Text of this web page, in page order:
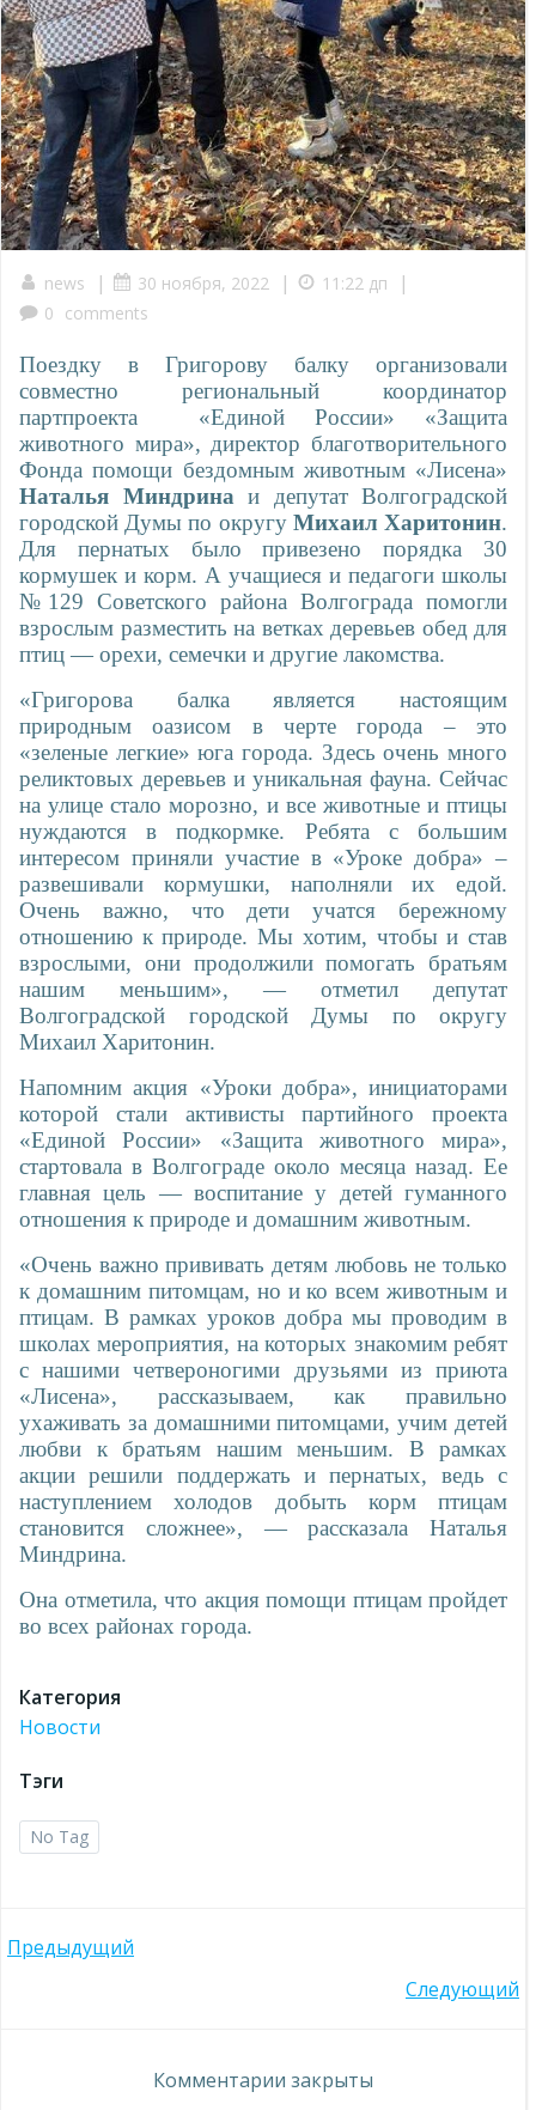
news | 30 ноября, 2022 | 11:22 дп |
0 comments
Поездку в Григорову балку организовали
совместно региональный координатор
партпроекта
«Единой России» «Защита
животного мира», директор благотворительного
Фонда помощи бездомным животным «Лисена»
Наталья Миндрина и депутат Волгоградской
городской Думы по округу Михаил Харитонин.
Для пернатых было привезено порядка 30
кормушек и корм. А учащиеся и педагоги школы
№129 Советского района Волгограда помогли
взрослым разместить на ветках деревьев обед для
птиц — орехи, семечки и другие лакомства.
«Григорова балка является настоящим
природным оазисом в черте города – это
«зеленые легкие» юга города. Здесь очень много
реликтовых деревьев и уникальная фауна. Сейчас
на улице стало морозно, и все животные и птицы
нуждаются в подкормке. Ребята с большим
интересом приняли участие в «Уроке добра» –
развешивали кормушки, наполняли их едой.
Очень важно, что дети учатся бережному
отношению к природе. Мы хотим, чтобы и став
взрослыми, они продолжили помогать братьям
нашим меньшим», — отметил депутат
Волгоградской городской Думы по округу
Михаил Харитонин.
Напомним акция «Уроки добра», инициаторами
которой стали активисты партийного проекта
«Единой России» «Защита животного мира»,
стартовала в Волгограде около месяца назад. Ее
главная цель — воспитание у детей гуманного
отношения к природе и домашним животным.
«Очень важно прививать детям любовь не только
к домашним питомцам, но и ко всем животным и
птицам. В рамках уроков добра мы проводим в
школах мероприятия, на которых знакомим ребят
с нашими четвероногими друзьями из приюта
«Лисена», рассказываем, как правильно
ухаживать за домашними питомцами, учим детей
любви к братьям нашим меньшим. В рамках
акции решили поддержать и пернатых, ведь с
наступлением холодов добыть корм птицам
становится сложнее», — рассказала Наталья
Миндрина.
Она отметила, что акция помощи птицам пройдет
во всех районах города.
Категория
Новости
Тэги
No Tag
Навигация
записям
Предыдущий
Следующий
Комментарии закрыты